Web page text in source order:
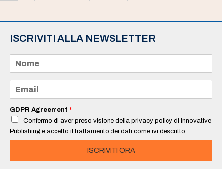
ISCRIVITI ALLA NEWSLETTER
m
e
a
i
*
GDPR Agreement *
Confermo di aver preso visione della privacy policy di Innovative
Publishing e accetto il trattamento dei dati come ivi descritto
ISCRIVITI ORA